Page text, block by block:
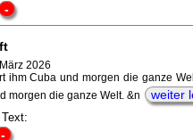
-
2026
ihm Cuba und morgen die ganze
morgen die ganze Welt. &n
weiter
-